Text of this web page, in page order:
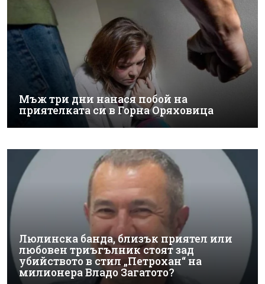
Мъж три дни нанася побой на
приятелката си в Горна Оряховица
Люлинска банда, близък приятел или
любовен триъгълник стоят зад
убийството в стил „Петрохан“ на
милионера Владо Загатото?